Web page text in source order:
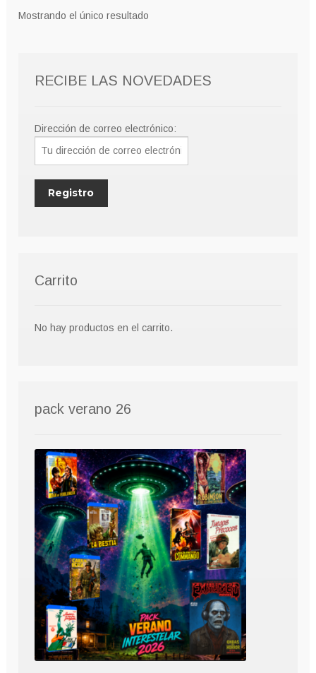
Mostrando el único resultado
RECIBE LAS NOVEDADES
Dirección de correo electrónico:
Carrito
No hay productos en el carrito.
pack verano 26